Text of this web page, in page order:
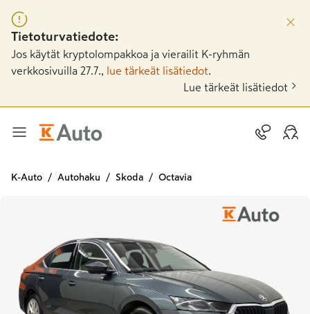
Tietoturvatiedote:
Jos käytät kryptolompakkoa ja vierailit K-ryhmän
verkkosivuilla 27.7.,
lue tärkeät lisätiedot
Lue tärkeät lisätiedot
K-Auto Autohaku Skoda Octavia